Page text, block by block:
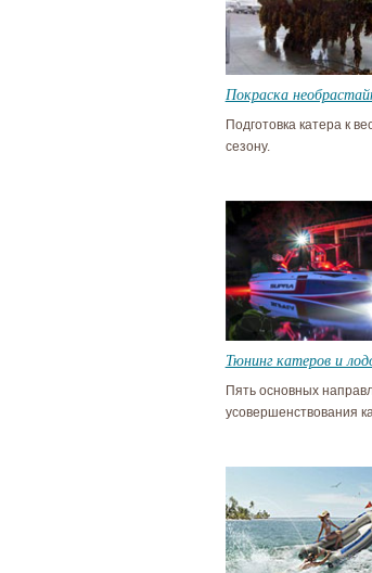
Покраска
Подготовка катера к
сезону.
Тюнинг катеров и
Пять основных
усовершенствования